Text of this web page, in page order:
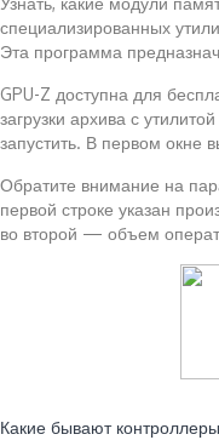
специализированных
Эта программа
GPU-Z доступна для
загрузки архива с
запустить. В первом
Обратите внимание на
первой строке указан
во второй — объем
Какие бывают